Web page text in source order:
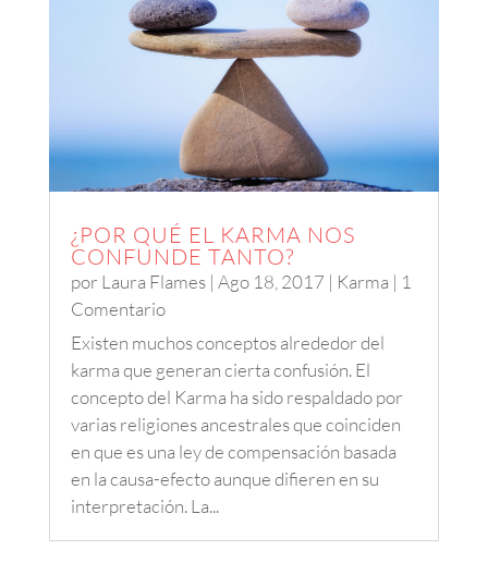
¿POR QUÉ EL KARMA NOS
CONFUNDE TANTO?
por Laura Flames| Ago 18, 2017 | Karma | 1
Comentario
Existen muchos conceptos alrededor del
karma que generan cierta confusión. El
concepto del Karma ha sido respaldado por
varias religiones ancestrales que coinciden
en que es una ley de compensación basada
en la causa-efecto aunque difieren en su
interpretación. La...